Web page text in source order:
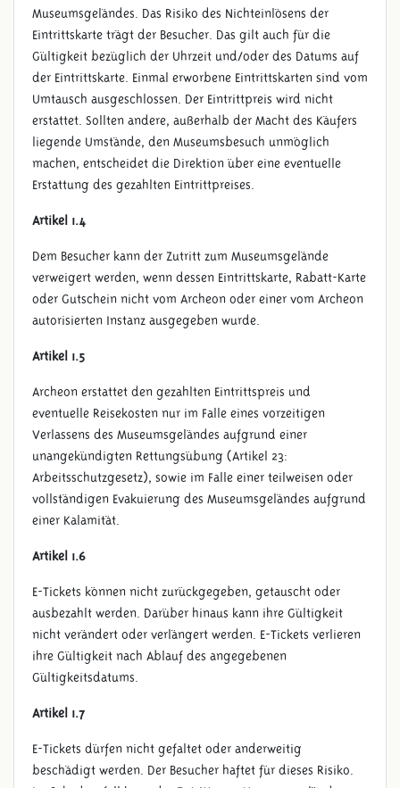
Museumsgeländes. Das Risiko des Nichteinlösens der
Eintrittskarte trägt der Besucher. Das gilt auch für die
Gültigkeit bezüglich der Uhrzeit und/oder des Datums auf
der Eintrittskarte. Einmal erworbene Eintrittskarten sind vom
Umtausch ausgeschlossen. Der Eintrittpreis wird nicht
erstattet. Sollten andere, außerhalb der Macht des Käufers
liegende Umstände, den Museumsbesuch unmöglich
machen, entscheidet die Direktion über eine eventuelle
Erstattung des gezahlten Eintrittpreises.
Artikel 1.4
Dem Besucher kann der Zutritt zum Museumsgelände
verweigert werden, wenn dessen Eintrittskarte, Rabatt-Karte
oder Gutschein nicht vom Archeon oder einer vom Archeon
autorisierten Instanz ausgegeben wurde.
Artikel 1.5
Archeon erstattet den gezahlten Eintrittspreis und
eventuelle Reisekosten nur im Falle eines vorzeitigen
Verlassens des Museumsgeländes aufgrund einer
unangekündigten Rettungsübung (Artikel 23:
Arbeitsschutzgesetz), sowie im Falle einer teilweisen oder
vollständigen Evakuierung des Museumsgeländes aufgrund
einer Kalamität.
Artikel 1.6
E-Tickets können nicht zurückgegeben, getauscht oder
ausbezahlt werden. Darüber hinaus kann ihre Gültigkeit
nicht verändert oder verlängert werden. E-Tickets verlieren
ihre Gültigkeit nach Ablauf des angegebenen
Gültigkeitsdatums.
Artikel 1.7
E-Tickets dürfen nicht gefaltet oder anderweitig
beschädigt werden. Der Besucher haftet für dieses Risiko.